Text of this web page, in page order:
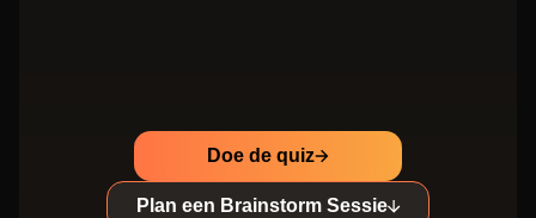
Doe de quiz
Plan een Brainstorm Sessie